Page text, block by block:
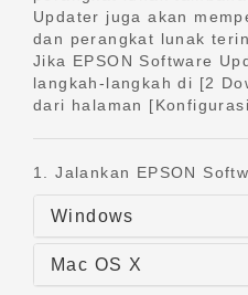
Updater juga akan
dan perangkat lunak
Jika EPSON Software
langkah-langkah di [2
dari halaman
1. Jalankan EPSON
Windows
Mac OS X